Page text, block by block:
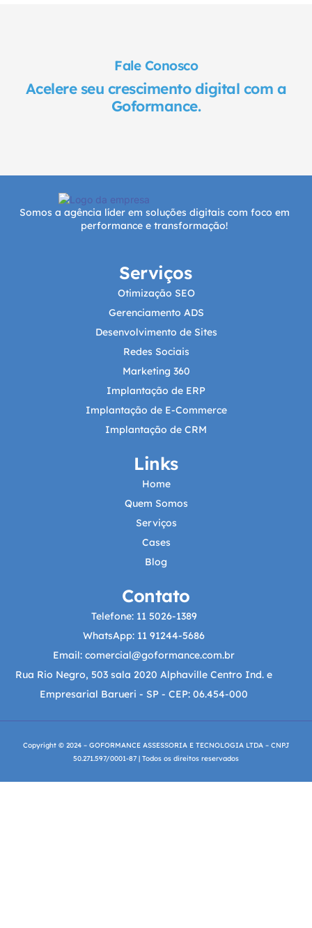
Fale Conosco
Acelere seu crescimento digital com a
Goformance.
Somos a agência líder em soluções digitais com foco em
performance e transformação!
Serviços
Otimização SEO
Gerenciamento ADS
Desenvolvimento de Sites
Redes Sociais
Marketing 360
Implantação de ERP
Implantação de E-Commerce
Implantação de CRM
Links
Home
Quem Somos
Serviços
Cases
Blog
Contato
Telefone: 11 5026-1389
WhatsApp: 11 91244-5686
Email: comercial@goformance.com.br
Rua Rio Negro, 503 sala 2020 Alphaville Centro Ind. e
Empresarial Barueri - SP - CEP: 06.454-000
Copyright © 2024 – GOFORMANCE ASSESSORIA E TECNOLOGIA LTDA – CNPJ
50.271.597/0001-87 | Todos os direitos reservados